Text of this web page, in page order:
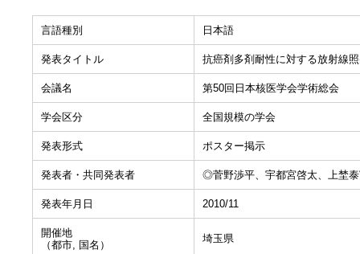
言語種別 日本語
発表タイトル 抗癌剤多剤耐性に対する放射線
会議名 第50回日本核医学会学術総会
学会区分 全国規模の学会
発表形式 ポスター掲示
発表者・共同発表者 ◎菅野渉平、宇都宮啓太、上埜
発表年月日 2010/11
開催地
（都市, 国名）
埼玉県